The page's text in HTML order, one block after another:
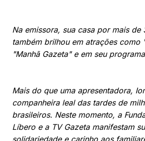
Na emissora, sua casa por mais de
também brilhou em atrações como
"Manhã Gazeta" e em seu
Mais do que uma apresentadora,
companheira leal das tardes de
brasileiros. Neste momento, a
Líbero e a TV Gazeta manifestam
solidariedade e carinho aos